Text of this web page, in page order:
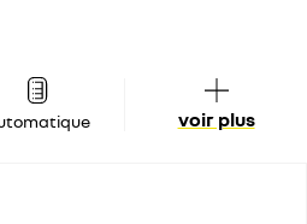
voir plus